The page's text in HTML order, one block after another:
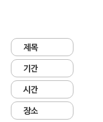
제목
기간
시간
장소